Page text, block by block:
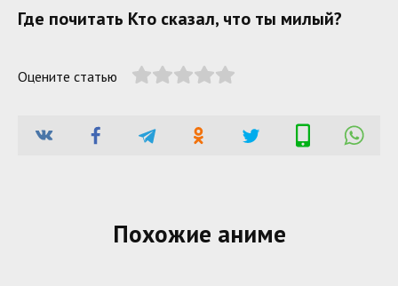
Где почитать Кто сказал, что ты милый?
Оцените статью
Похожие аниме